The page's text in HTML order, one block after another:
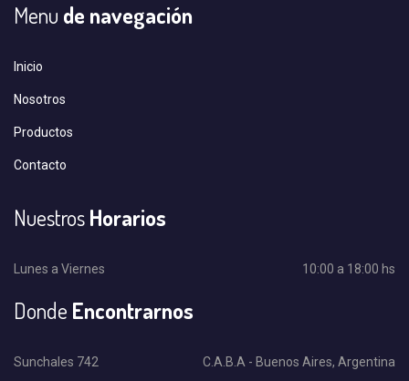
Menu de navegación
Inicio
Nosotros
Productos
Contacto
NuestrosHorarios
Lunes a Viernes 10:00 a 18:00 hs
Donde Encontrarnos
Sunchales 742 C.A.B.A - Buenos Aires, Argentina